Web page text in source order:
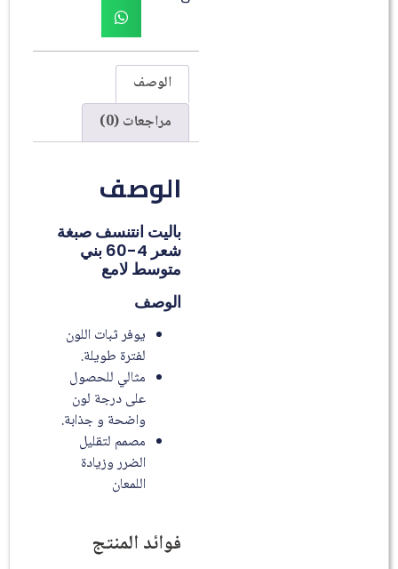
الوصف
مراجعات (0)
الوصف
باليت انتنسف صبغة
شعر
4-60 بني
متوسط لامع
الوصف
يوفر ثبات اللون
لفترة طويلة.
مثالي للحصول
على درجة لون
واضحة و جذابة.
مصمم لتقليل
الضرر وزيادة
اللمعان
فوائد المنتج